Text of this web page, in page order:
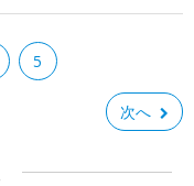
5
次へ